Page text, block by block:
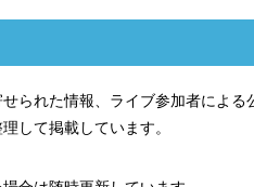
られた情報、ライブ参加者による
して掲載しています。